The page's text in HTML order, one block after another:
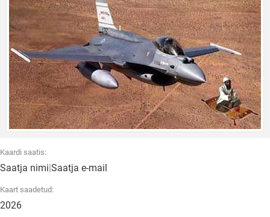
Kaardi saatis:
Saatja nimi|Saatja e-mail
Kaart saadetud:
2026